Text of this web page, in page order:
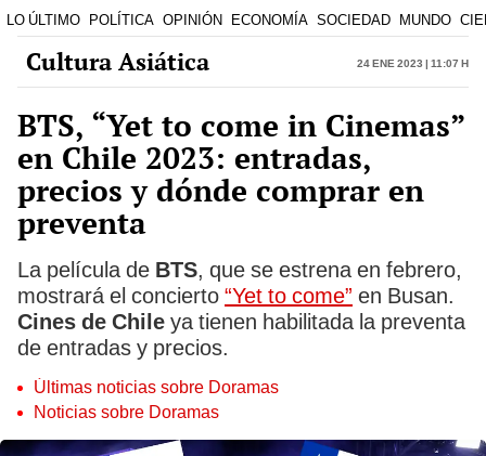
LO ÚLTIMO POLÍTICA OPINIÓN ECONOMÍA SOCIEDAD MUNDO
Cultura Asiática 24 Ene 2023 | 11:07 h
BTS, “Yet to come in Cinemas”
en Chile 2023: entradas,
precios y dónde comprar en
preventa
La película de BTS, que se estrena en febrero,
mostrará el concierto “Yet to come” en Busan.
Cines de Chile ya tienen habilitada la preventa
de entradas y precios.
Últimas noticias sobre Doramas
Noticias sobre Doramas